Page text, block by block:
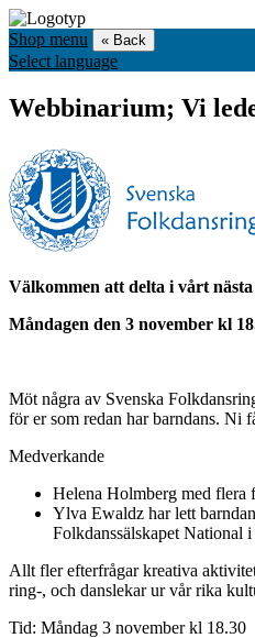
Shop menu « Back
Select language
Webbinarium; Vi
Välkommen att delta i vårt
Måndagen den 3 november kl
Möt några av Svenska
för er som redan har barndans. Ni
Medverkande
Helena Holmberg med flera
Ylva Ewaldz har lett
Folkdanssälskapet National
Allt fler efterfrågar kreativa
ring-, och danslekar ur vår rika
Tid: Måndag 3 november kl 18.30